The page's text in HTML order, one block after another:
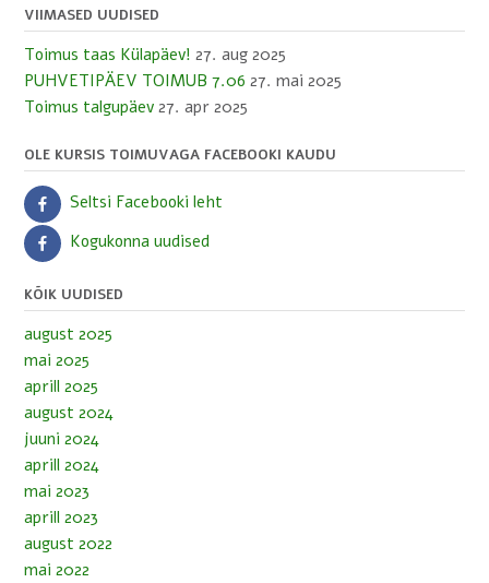
VIIMASED UUDISED
Toimus taas Külapäev! 27. aug 2025
PUHVETIPÄEV TOIMUB 7.06 27. mai 2025
Toimus talgupäev 27. apr 2025
OLE KURSIS TOIMUVAGA FACEBOOKI KAUDU
Seltsi Facebooki leht
Kogukonna uudised
KÕIK UUDISED
august 2025
mai 2025
aprill 2025
august 2024
juuni 2024
aprill 2024
mai 2023
aprill 2023
august 2022
mai 2022